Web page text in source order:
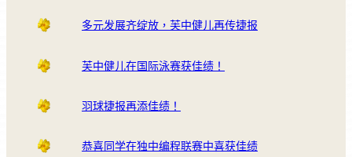
多元发展齐绽放，芙中健儿再传捷报
芙中健儿在国际泳赛获佳绩！
羽球捷报再添佳绩！
恭喜同学在独中编程联赛中喜获佳绩